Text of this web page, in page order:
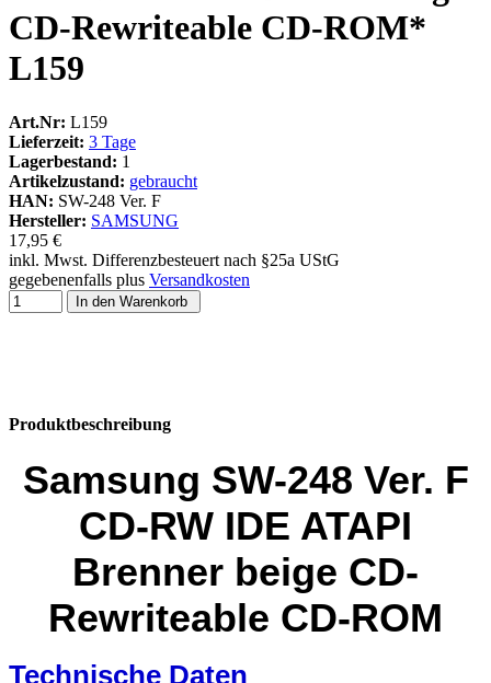
CD-Rewriteable CD-ROM*
L159
Art.Nr: L159
Lieferzeit: 3 Tage
Lagerbestand: 1
Artikelzustand: gebraucht
HAN: SW-248 Ver. F
Hersteller: SAMSUNG
17,95 €
inkl. Mwst. Differenzbesteuert nach §25a UStG
gegebenenfalls plus Versandkosten
In den Warenkorb
Produktbeschreibung
Samsung SW-248 Ver. F
CD-RW IDE ATAPI
Brenner beige CD-
Rewriteable CD-ROM
Technische Daten